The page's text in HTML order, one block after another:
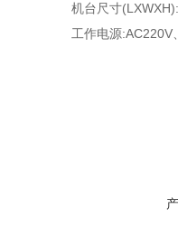
机台尺寸(LXWXH):
工作电源:AC220V